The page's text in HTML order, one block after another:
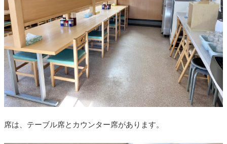
席は、テーブル席とカウンター席があります。